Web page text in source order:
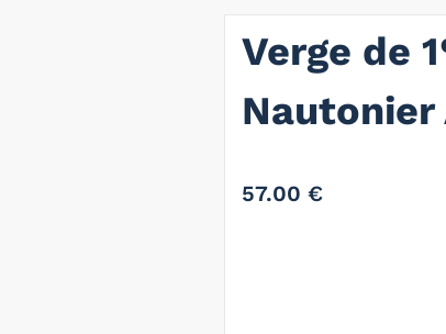
Verge de
Nautonier
57.00 €